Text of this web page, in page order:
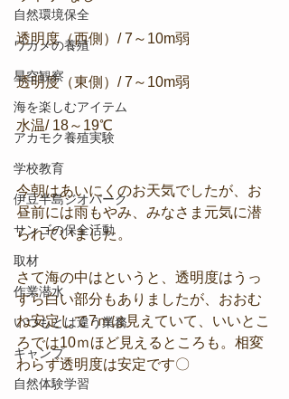
自然環境保全
ワカメの養殖
星空観察
海を楽しむアイテム
アカモク養殖実験
学校教育
伊豆半島ジオパーク
サンゴの保全活動
取材
作業潜水
いつもとは違う業務
キャンプ
自然体験学習
透明度（西側）/ 7～10m弱
透明度（東側）/ 7～10m弱
水温/ 18～19℃
今朝はあいにくのお天気でしたが、お
昼前には雨もやみ、みなさま元気に潜
られていました。
さて海の中はというと、透明度はうっ
すら白い部分もありましたが、おおむ
ね安定して7ｍは見えていて、いいとこ
ろでは10ｍほど見えるところも。相変
わらず透明度は安定です〇